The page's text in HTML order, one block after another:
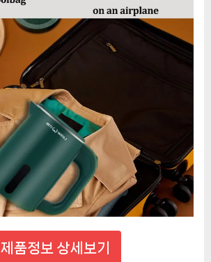
제품정보 상세보기